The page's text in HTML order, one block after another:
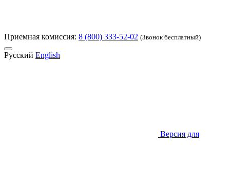
Приемная комиссия: 8 (800) 333-52-02 (Звонок бесплатный)
Русский English
Версия для